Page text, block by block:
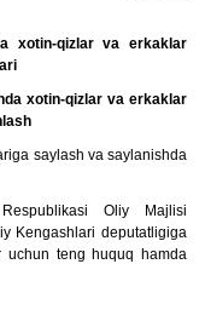
xotin-qizlar va erkaklar
xotin-qizlar va erkaklar
saylash va saylanishda
Oliy Majlisi
Kengashlari deputatligiga
uchun teng huquq hamda